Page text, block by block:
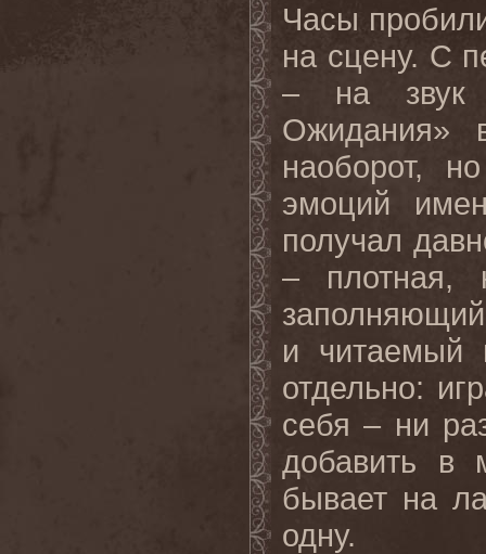
Часы
на сцену. С
– на звук
Ожидания»
наоборот,
эмоций
получал
– плотная,
и читаемый
отдельно:
себя – ни
добавить в
бывает на
одну.